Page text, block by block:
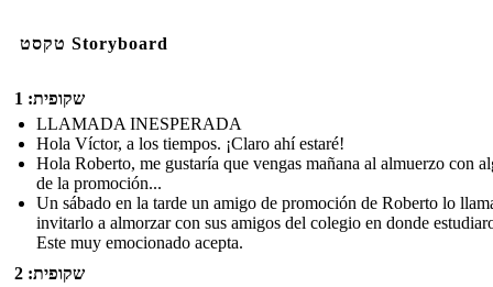
טקסט Storyboard
שקופית: 1
LLAMADA INESPERADA
Hola Víctor, a los tiempos. ¡Claro ahí estaré!
Hola Roberto, me gustaría que vengas mañana al almuerzo con
de la promoción...
Un sábado en la tarde un amigo de promoción de Roberto lo
invitarlo a almorzar con sus amigos del colegio en donde
Este muy emocionado acepta.
שקופית: 2